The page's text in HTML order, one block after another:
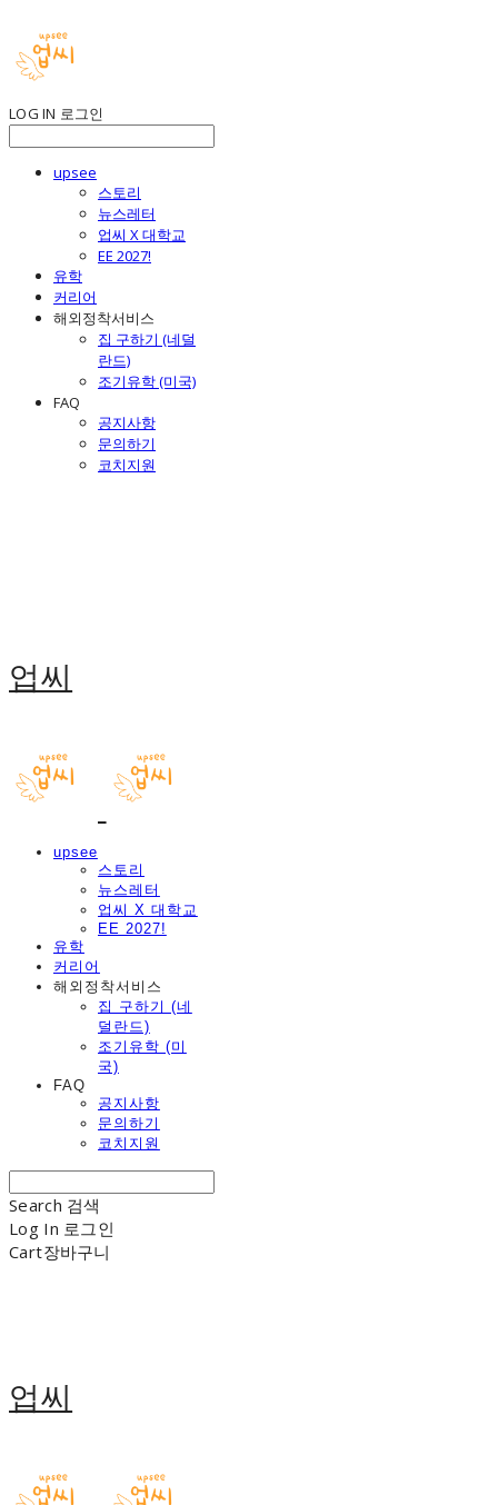
LOG IN 로그인
upsee
스토리
뉴스레터
업씨 X 대학교
EE 2027!
유학
커리어
해외정착서비스
집 구하기 (네덜
란드)
조기유학 (미국)
FAQ
공지사항
문의하기
코치지원
업씨
upsee
스토리
뉴스레터
업씨 X 대학교
EE 2027!
유학
커리어
해외정착서비스
집 구하기 (네
덜란드)
조기유학 (미
국)
FAQ
공지사항
문의하기
코치지원
Search 검색
Log In 로그인
Cart장바구니
업씨